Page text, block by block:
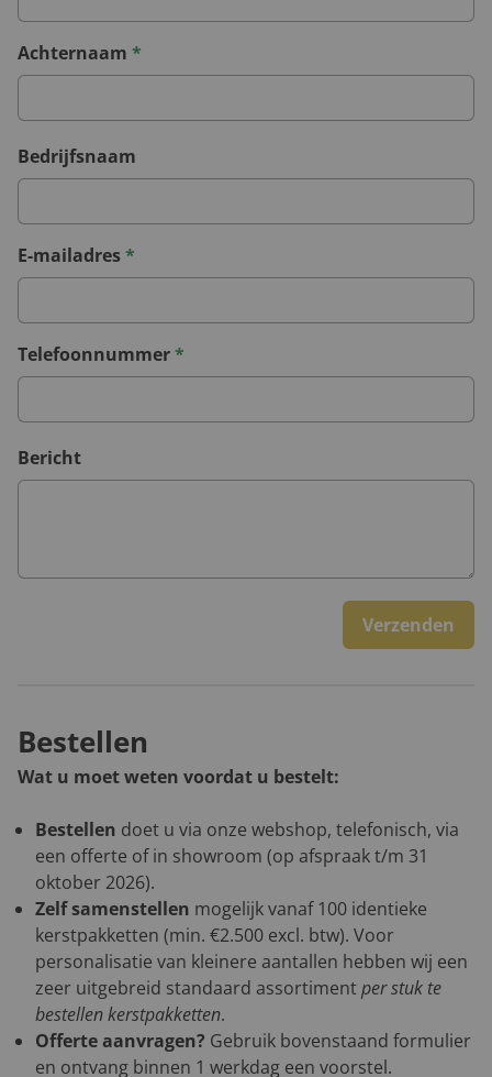
Achternaam *
Bedrijfsnaam
E-mailadres*
Telefoonnummer*
Bericht
Verzenden
Bestellen
Wat u moet weten voordat u bestelt:
Bestellen doet u via onze webshop, telefonisch, via
een offerte of in showroom (op afspraak t/m 31
oktober 2026).
Zelf samenstellen mogelijk vanaf 100 identieke
kerstpakketten (min. €2.500 excl. btw). Voor
personalisatie van kleinere aantallen hebben wij een
zeer uitgebreid standaard assortimentper stuk te
bestellen kerstpakketten.
Offerte aanvragen? Gebruik bovenstaand formulier
en ontvang binnen 1 werkdag een voorstel.